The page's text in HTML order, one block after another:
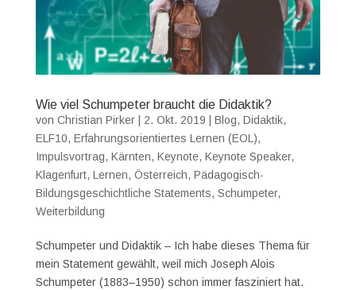
Wie viel Schumpeter braucht die Didaktik?
von Christian Pirker| 2. Okt. 2019 Blog, Didaktik,
ELF10, Erfahrungsorientiertes Lernen (EOL),
Impulsvortrag, Kärnten, Keynote, Keynote Speaker,
Klagenfurt, Lernen, Österreich, Pädagogisch-
Bildungsgeschichtliche Statements, Schumpeter,
Weiterbildung
Schumpeter und Didaktik – Ich habe dieses Thema für
mein Statement gewählt, weil mich Joseph Alois
Schumpeter (1883–1950) schon immer fasziniert hat.